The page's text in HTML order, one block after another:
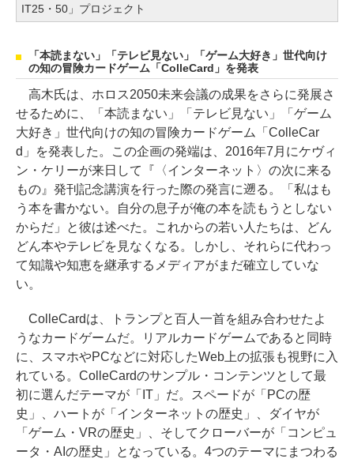
IT25・50」プロジェクト
「本読まない」「テレビ見ない」「ゲーム大好き」世代向け
の知の冒険カードゲーム「ColleCard」を発表
高木氏は、ホロス2050未来会議の成果をさらに発展さ
せるために、「本読まない」「テレビ見ない」「ゲーム
大好き」世代向けの知の冒険カードゲーム「ColleCar
d」を発表した。この企画の発端は、2016年7月にケヴィ
ン・ケリーが来日して『〈インターネット〉の次に来る
もの』発刊記念講演を行った際の発言に遡る。「私はも
う本を書かない。自分の息子が俺の本を読もうとしない
からだ」と彼は述べた。これからの若い人たちは、どん
どん本やテレビを見なくなる。しかし、それらに代わっ
て知識や知恵を継承するメディアがまだ確立していな
い。
ColleCardは、トランプと百人一首を組み合わせたよ
うなカードゲームだ。リアルカードゲームであると同時
に、スマホやPCなどに対応したWeb上の拡張も視野に入
れている。ColleCardのサンプル・コンテンツとして最
初に選んだテーマが「IT」だ。スペードが「PCの歴
史」、ハートが「インターネットの歴史」、ダイヤが
「ゲーム・VRの歴史」、そしてクローバーが「コンピュ
ータ・AIの歴史」となっている。4つのテーマにまつわる